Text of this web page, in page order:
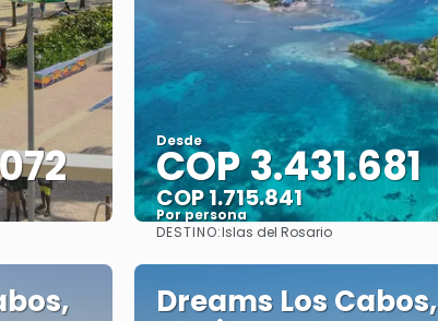
Desde
COP 3.431.681
COP 1.715.841
Por persona
Ver
DESTINO:Islas del Rosario
Dreams Los Cabos,